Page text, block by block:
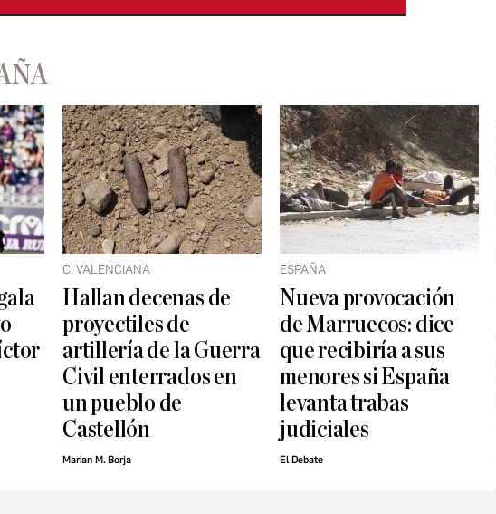
C. VALENCIANA
Hallan decenas de
proyectiles de
artillería de la Guerra
Civil enterrados en
un pueblo de
Castellón
Marian M. Borja
ESPAÑA
Nueva provocación
de Marruecos: dice
que recibiría a sus
menores si España
levanta trabas
judiciales
El Debate